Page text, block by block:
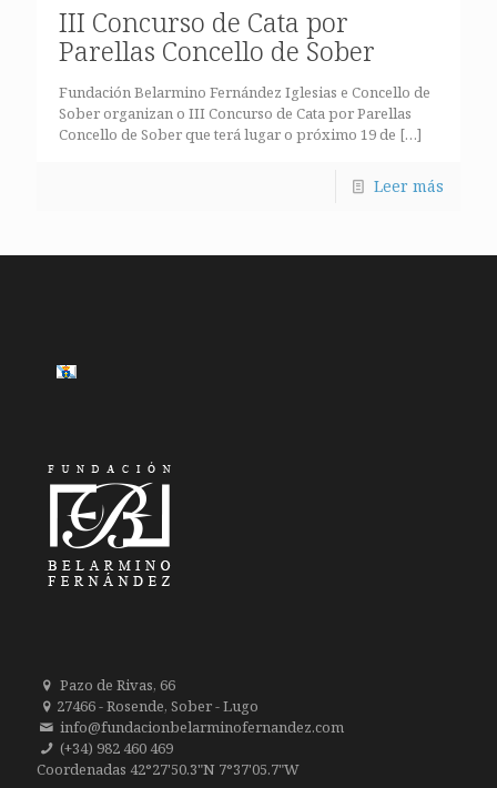
III Concurso de Cata por
Parellas Concello de Sober
Fundación Belarmino Fernández Iglesias e Concello de
Sober organizan o III Concurso de Cata por Parellas
Concello de Sober que terá lugar o próximo 19 de […]
Leer más
Pazo de Rivas, 66
27466 - Rosende, Sober - Lugo
info@fundacionbelarminofernandez.com
(+34) 982 460 469
Coordenadas 42°27'50.3"N 7°37'05.7"W